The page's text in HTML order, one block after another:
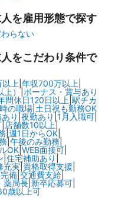
を雇用形態で探す
わらない
をこだわり条件で
上 年収700万以上
上）| ボーナス・賞与あり
間休日120日以上 駅チカ
の職場| 土日祝も勤務OK
り 夜勤あり 1月入職可|
| 店舗数10以上|
週1日からOK|
| 午後のみ勤務|
OK| WEB面接可|
住宅補助あり
充実| 資格取得支援
備| 交通費支給|
薬局長| 新卒応募可|
歳以上可